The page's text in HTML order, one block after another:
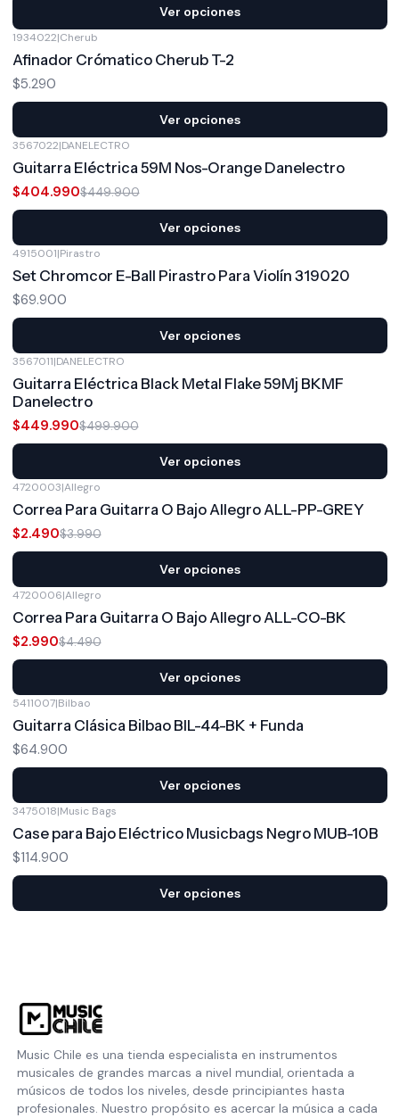
Ver opciones
1934022|Cherub
Afinador Crómatico Cherub T-2
$5.290
Ver opciones
3567022|DANELECTRO
Guitarra Eléctrica 59M Nos-Orange Danelectro
$404.990$449.900
Ver opciones
4915001|Pirastro
Set Chromcor E-Ball Pirastro Para Violín 319020
$69.900
Ver opciones
3567011|DANELECTRO
Guitarra Eléctrica Black Metal Flake 59Mj BKMF
Danelectro
$449.990$499.900
Ver opciones
4720003|Allegro
Correa Para Guitarra O Bajo Allegro ALL-PP-GREY
$2.490$3.990
Ver opciones
4720006|Allegro
Correa Para Guitarra O Bajo Allegro ALL-CO-BK
$2.990$4.490
Ver opciones
5411007|Bilbao
Guitarra Clásica Bilbao BIL-44-BK + Funda
$64.900
Ver opciones
3475018|Music Bags
Case para Bajo Eléctrico Musicbags Negro MUB-10B
$114.900
Ver opciones
Music Chile es una tienda especialista en instrumentos
musicales de grandes marcas a nivel mundial, orientada a
músicos de todos los niveles, desde principiantes hasta
profesionales. Nuestro propósito es acercar la música a cada